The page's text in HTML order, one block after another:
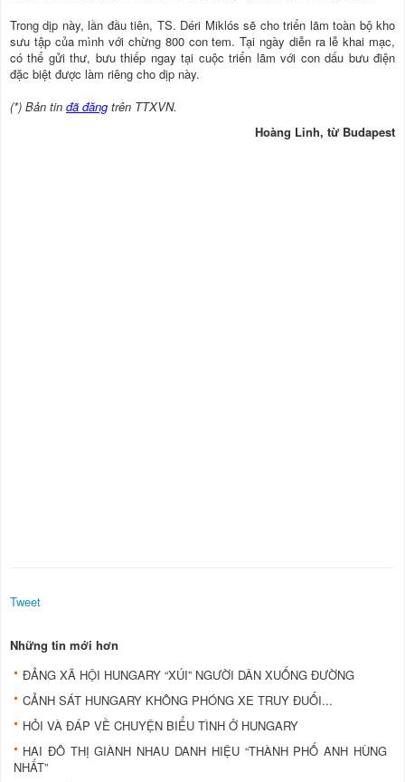
Trong dịp này, lần đầu tiên, TS. Déri Miklós sẽ cho triển lãm toàn bộ kho
sưu tập của mình với chừng 800 con tem. Tại ngày diễn ra lễ khai mạc,
có thể gửi thư, bưu thiếp ngay tại cuộc triển lãm với con dấu bưu điện
đặc biệt được làm riêng cho dịp này.
(*) Bản tin đã đăng trên TTXVN.
Hoàng Linh, từ Budapest
Tweet
Những tin mới hơn
ÐẢNG XÃ HỘI HUNGARY “XÚI” NGƯỜI DÂN XUỐNG ÐƯỜNG
CẢNH SÁT HUNGARY KHÔNG PHÓNG XE TRUY ÐUỔI...
HỎI VÀ ÐÁP VỀ CHUYỆN BIỂU TÌNH Ở HUNGARY
HAI ÐÔ THỊ GIÀNH NHAU DANH HIỆU “THÀNH PHỐ ANH HÙNG
NHẤT”